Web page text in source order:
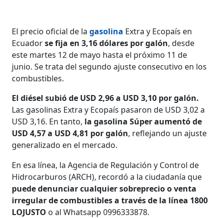
El precio oficial de lagasolina Extra y Ecopaís en
Ecuadorse fija en 3,16 dólares por galón, desde
este martes 12 de mayo hasta el próximo 11 de
junio. Se trata del segundo ajuste consecutivo en los
combustibles.
El diésel subió de USD 2,96 a USD 3,10 por galón.
Las gasolinas Extra y Ecopaís pasaron de USD 3,02 a
USD 3,16. En tanto, la gasolina Súper aumentó de
USD 4,57 a USD 4,81 por galón, reflejando un ajuste
generalizado en el mercado.
En esa línea, la Agencia de Regulación y Control de
Hidrocarburos (ARCH), recordó a la ciudadanía que
puede denunciar cualquier sobreprecio o venta
irregular de combustibles a través de la línea 1800
LOJUSTO o al Whatsapp 0996333878.